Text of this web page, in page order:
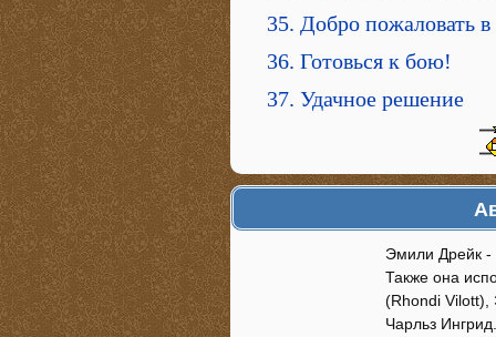
35. Добро пожаловать
36. Готовься к бою!
37. Удачное решение
Эмили Дрейк -
Также она
(Rhondi Vilott),
Чарльз